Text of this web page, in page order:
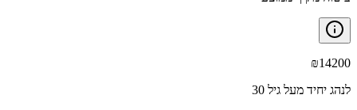
₪14200
לנהג יחיד מעל גיל 30